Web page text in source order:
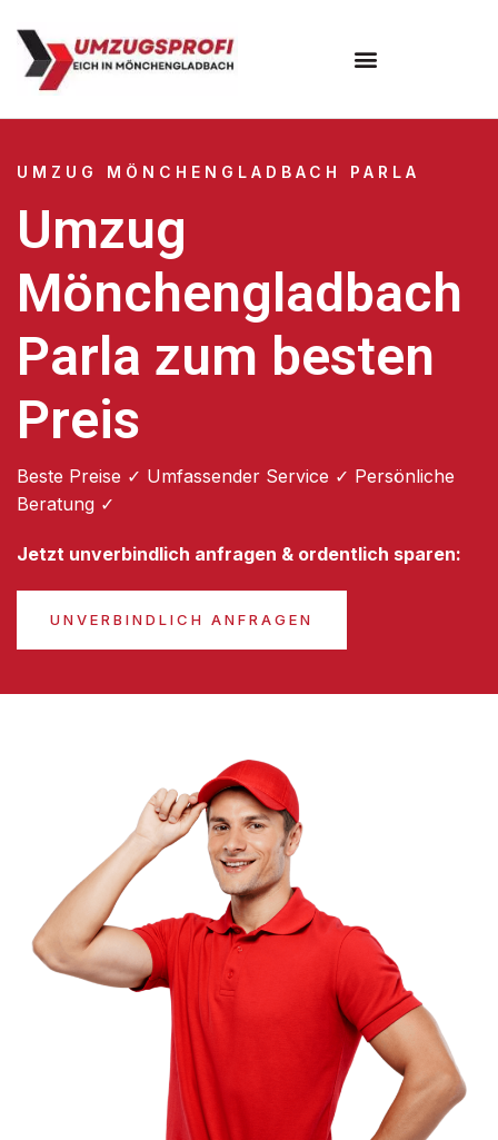
UMZUG MÖNCHENGLADBACH PARLA
Umzug
Mönchengladbach
Parla zum besten
Preis
Beste Preise ✓ Umfassender Service ✓ Persönliche
Beratung ✓
Jetzt unverbindlich anfragen & ordentlich sparen:
UNVERBINDLICH ANFRAGEN